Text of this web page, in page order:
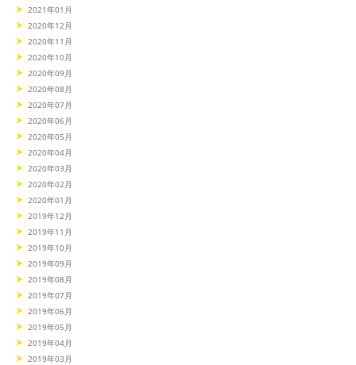
2021年01月
2020年12月
2020年11月
2020年10月
2020年09月
2020年08月
2020年07月
2020年06月
2020年05月
2020年04月
2020年03月
2020年02月
2020年01月
2019年12月
2019年11月
2019年10月
2019年09月
2019年08月
2019年07月
2019年06月
2019年05月
2019年04月
2019年03月